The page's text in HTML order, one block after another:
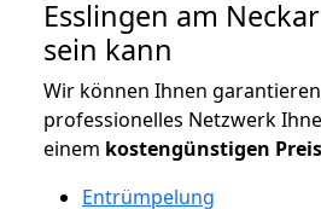
Esslingen am
sein kann
Wir können Ihnen
professionelles Netzwerk
einem kostengünstigen Preis
Entrümpelung